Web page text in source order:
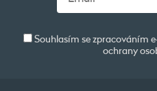
Souhlasím se zpracováním
ochrany